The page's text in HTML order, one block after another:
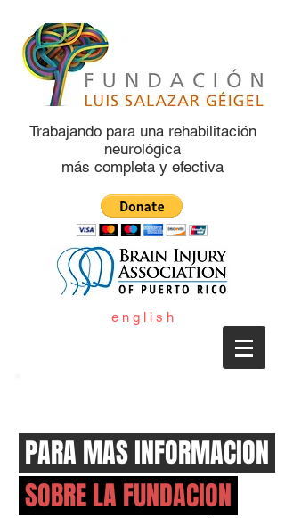
Trabajando para una rehabilitación
neurológica
más completa y efectiva
e n g l i s h
PARA MAS INFORMACION
SOBRE LA FUNDACION